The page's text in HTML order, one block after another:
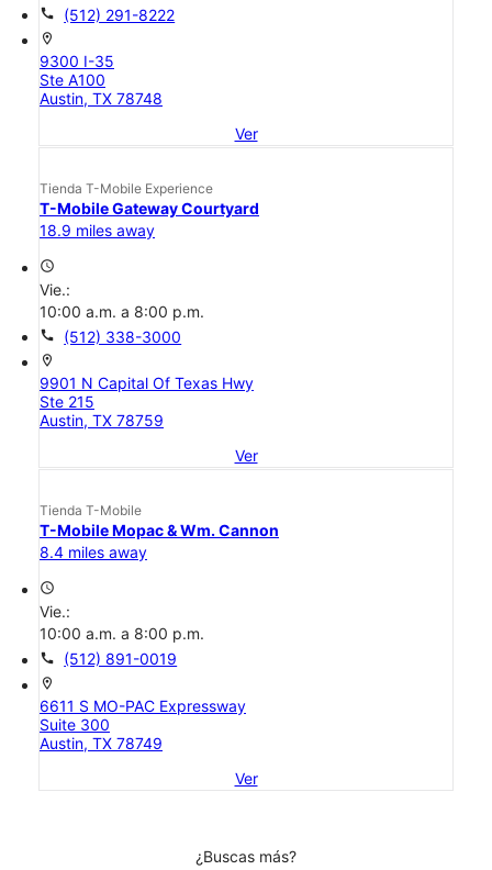
call (512) 291-8222
location_on
9300 I-35
Ste A100
Austin, TX 78748
Ver
Tienda T-Mobile Experience
T-Mobile Gateway Courtyard
18.9 miles away
access_time
Vie.:
10:00 a.m. a 8:00 p.m.
call (512) 338-3000
location_on
9901 N Capital Of Texas Hwy
Ste 215
Austin, TX 78759
Ver
Tienda T-Mobile
T-Mobile Mopac & Wm. Cannon
8.4 miles away
access_time
Vie.:
10:00 a.m. a 8:00 p.m.
call (512) 891-0019
location_on
6611 S MO-PAC Expressway
Suite 300
Austin, TX 78749
Ver
¿Buscas más?